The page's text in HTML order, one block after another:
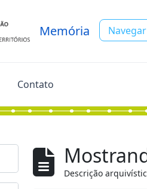
Memória Navegar
Contato
Descrição